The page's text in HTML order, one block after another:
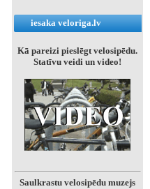
iesaka veloriga.lv
Kā pareizi pieslēgt velosipēdu.
Statīvu veidi un video!
Saulkrastu velosipēdu muzejs